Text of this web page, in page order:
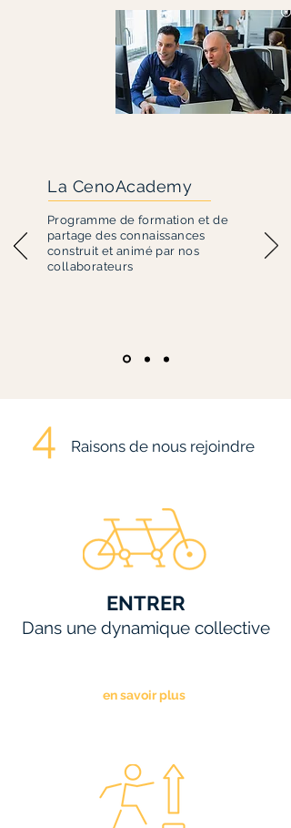
La CenoAcademy
Programme de formation et de
partage des connaissances
construit et animé par nos
collaborateurs
4 Raisons de nous rejoindre
ENTRER
Dans une dynamique collective
en savoir plus